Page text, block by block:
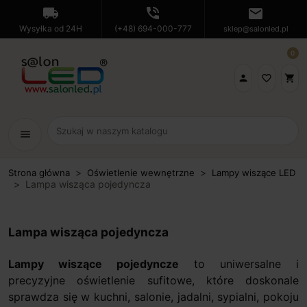
local_shipping
Wysyłka od 24H
phone_in_talk
(+48) 694-000-777
mail
sklep@salonled.pl
 favorite_border shopping_cart
0
menu
Strona główna Oświetlenie wewnętrzne Lampy wiszące LED
Lampa wisząca pojedyncza
Lampa wisząca pojedyncza
Lampy wiszące pojedyncze to uniwersalne i
precyzyjne oświetlenie sufitowe, które doskonale
sprawdza się w kuchni, salonie, jadalni, sypialni, pokoju